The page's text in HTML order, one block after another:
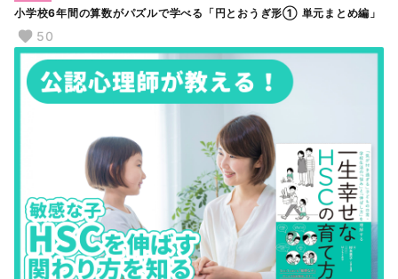
小学校6年間の算数がパズルで学べる「円とおうぎ形① 単元まとめ編」
50